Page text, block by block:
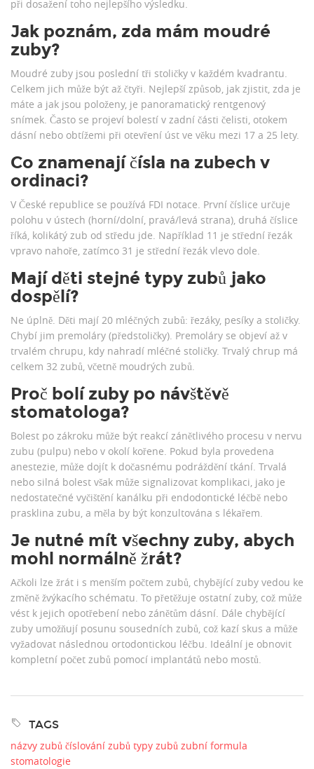
při dosažení toho nejlepšího výsledku.
Jak poznám, zda mám moudré
zuby?
Moudré zuby jsou poslední tři stoličky v každém kvadrantu.
Celkem jich může být až čtyři. Nejlepší způsob, jak zjistit, zda je
máte a jak jsou položeny, je panoramatický rentgenový
snímek. Často se projeví bolestí v zadní části čelisti, otokem
dásní nebo obtížemi při otevření úst ve věku mezi 17 a 25 lety.
Co znamenají čísla na zubech v
ordinaci?
V České republice se používá FDI notace. První číslice určuje
polohu v ústech (horní/dolní, pravá/levá strana), druhá číslice
říká, kolikátý zub od středu jde. Například 11 je střední řezák
vpravo nahoře, zatímco 31 je střední řezák vlevo dole.
Mají děti stejné typy zubů jako
dospělí?
Ne úplně. Děti mají 20 mléčných zubů: řezáky, pesíky a stoličky.
Chybí jim premoláry (předstoličky). Premoláry se objeví až v
trvalém chrupu, kdy nahradí mléčné stoličky. Trvalý chrup má
celkem 32 zubů, včetně moudrých zubů.
Proč bolí zuby po návštěvě
stomatologa?
Bolest po zákroku může být reakcí zánětlivého procesu v nervu
zubu (pulpu) nebo v okolí kořene. Pokud byla provedena
anestezie, může dojít k dočasnému podráždění tkání. Trvalá
nebo silná bolest však může signalizovat komplikaci, jako je
nedostatečné vyčištění kanálku při endodontické léčbě nebo
prasklina zubu, a měla by být konzultována s lékařem.
Je nutné mít všechny zuby, abych
mohl normálně žrát?
Ačkoli lze žrát i s menším počtem zubů, chybějící zuby vedou ke
změně žvýkacího schématu. To přetěžuje ostatní zuby, což může
vést k jejich opotřebení nebo zánětům dásní. Dále chybějící
zuby umožňují posunu sousedních zubů, což kazí skus a může
vyžadovat následnou ortodontickou léčbu. Ideální je obnovit
kompletní počet zubů pomocí implantátů nebo mostů.
TAGS
názvy zubů číslování zubů typy zubů zubní formula
stomatologie